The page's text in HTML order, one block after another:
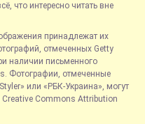
что интересно читать вне
принадлежат их
отмеченных Getty
наличии письменного
Фотографии, отмеченные
или «РБК-Украина», могут
Creative Commons Attribution